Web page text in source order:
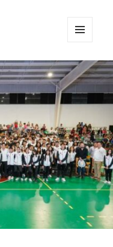
WIDGETS